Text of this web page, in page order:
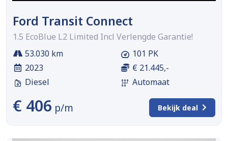
Ford Transit Connect
1.5 EcoBlue L2 Limited Incl Verlengde Garantie!
53.030 km
2023
Diesel
101 PK
€ 21.445,-
Automaat
€ 406 p/m Bekijk deal